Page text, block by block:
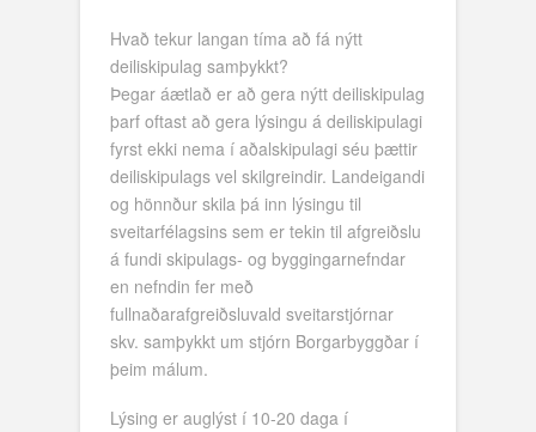
Hvað tekur langan tíma að fá nýtt
deiliskipulag samþykkt?
Þegar áætlað er að gera nýtt deiliskipulag
þarf oftast að gera lýsingu á deiliskipulagi
fyrst ekki nema í aðalskipulagi séu þættir
deiliskipulags vel skilgreindir. Landeigandi
og hönnður skila þá inn lýsingu til
sveitarfélagsins sem er tekin til afgreiðslu
á fundi skipulags- og byggingarnefndar
en nefndin fer með
fullnaðarafgreiðsluvald sveitarstjórnar
skv. samþykkt um stjórn Borgarbyggðar í
þeim málum.
Lýsing er auglýst í 10-20 daga í